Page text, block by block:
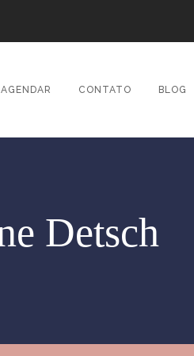
AGENDAR CONTATO BLOG
Detsch